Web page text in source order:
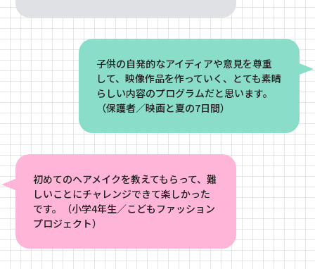
子供の自発的なアイディアや意見を尊重
して、映像作品を作っていく、とても素晴
らしい内容のプログラムだと思います。
（保護者／映画と夏の7日間）
初めてのヘアメイクを教えてもらって、難
しいことにチャレンジできて楽しかった
です。（小学4年生／こどもファッション
プロジェクト）